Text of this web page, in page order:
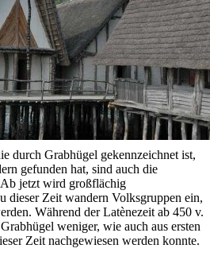
durch Grabhügel gekennzeichnet ist,
gefunden hat, sind auch die
jetzt wird großflächig
dieser Zeit wandern Volksgruppen ein,
Während der Latènezeit ab 450 v.
weniger, wie auch aus ersten
Zeit nachgewiesen werden konnte.